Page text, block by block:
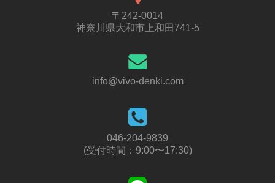
〒242-0014
神奈川県大和市上和田741-5
info@vivo-denki.com
046-204-9839
(受付時間：9:00〜17:30)